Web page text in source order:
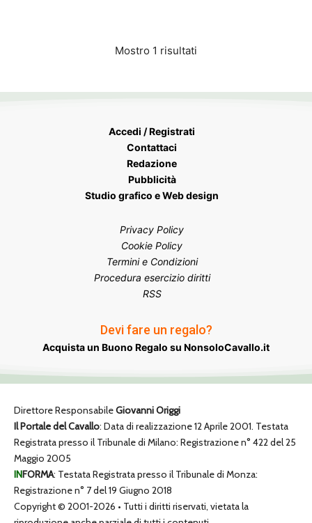
Mostro 1 risultati
Accedi / Registrati
Contattaci
Redazione
Pubblicità
Studio grafico e Web design
Privacy Policy
Cookie Policy
Termini e Condizioni
Procedura esercizio diritti
RSS
Devi fare un regalo?
Acquista un Buono Regalo su NonsoloCavallo.it
Direttore ResponsabileGiovanni Origgi
Il Portale del Cavallo: Data di realizzazione 12 Aprile 2001. Testata
Registrata presso il Tribunale di Milano: Registrazione n° 422 del 25
Maggio 2005
INFORMA: Testata Registrata presso il Tribunale di Monza:
Registrazione n° 7 del 19 Giugno 2018
Copyright © 2001-2026 • Tutti i diritti riservati, vietata la